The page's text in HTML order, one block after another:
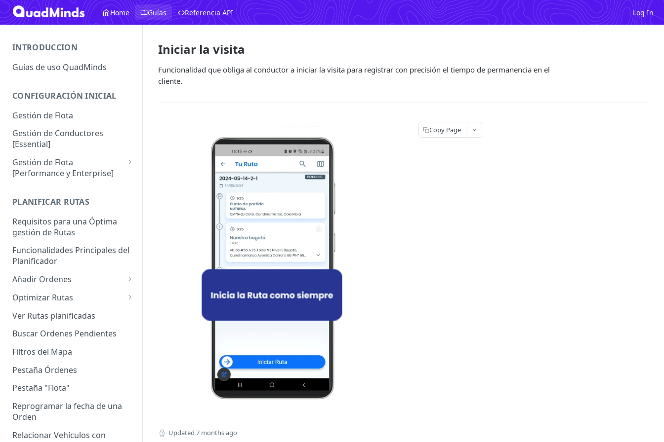
Home Guías Referencia API Log In
INTRODUCCION
Guías de uso QuadMinds
CONFIGURACIÓN INICIAL
Gestión de Flota
Gestión de Conductores
[Essential]
Gestión de Flota
[Performance y Enterprise]
Enterprise]
Vehículos
Agrupación de dispositivos
Asignación de dispositivos a
usuarios
PLANIFICAR RUTAS
Requisitos para una Óptima
gestión de Rutas
Funcionalidades Principales del
Planificador
Añadir Ordenes
Definición de una Orden
Añadir de forma manual
Añadir con el archivo standard
Añadir con Plantilla propia
Añadir con la plantilla
Añadir desde Tiendas e-
Optimizar Rutas
¿Cómo Saber si mi ruta está
optimizada?
Variables para optimizar las
Rutas
Definir la Ventana Horaria de
Definir el tiempo de Servicio al
Ver Rutas planificadas
Buscar Ordenes Pendientes
Filtros del Mapa
Pestaña Órdenes
Pestaña "Flota"
Reprogramar la fecha de una
Orden
Relacionar Vehículos con
Iniciar la visita
Funcionalidad que obliga al conductor a iniciar la visita para registrar con precisión el tiempo de permanencia en el
cliente.
Updated 7 months ago
Copy Page